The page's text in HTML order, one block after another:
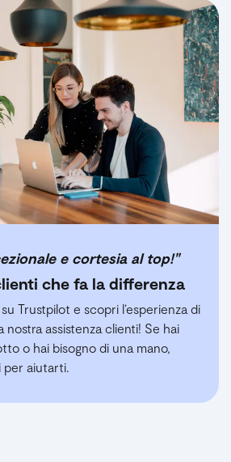
e cortesia al top!"
che fa la differenza
Trustpilot e scopri l’esperienza di
nostra assistenza clienti! Se hai
o hai bisogno di una mano,
per aiutarti.